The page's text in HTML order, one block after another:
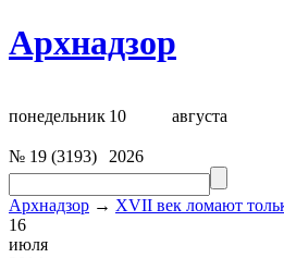
Архнадзор
понедельник 10 августа
№ 19 (3193) 2026
Архнадзор → XVII век ломают
16
июля